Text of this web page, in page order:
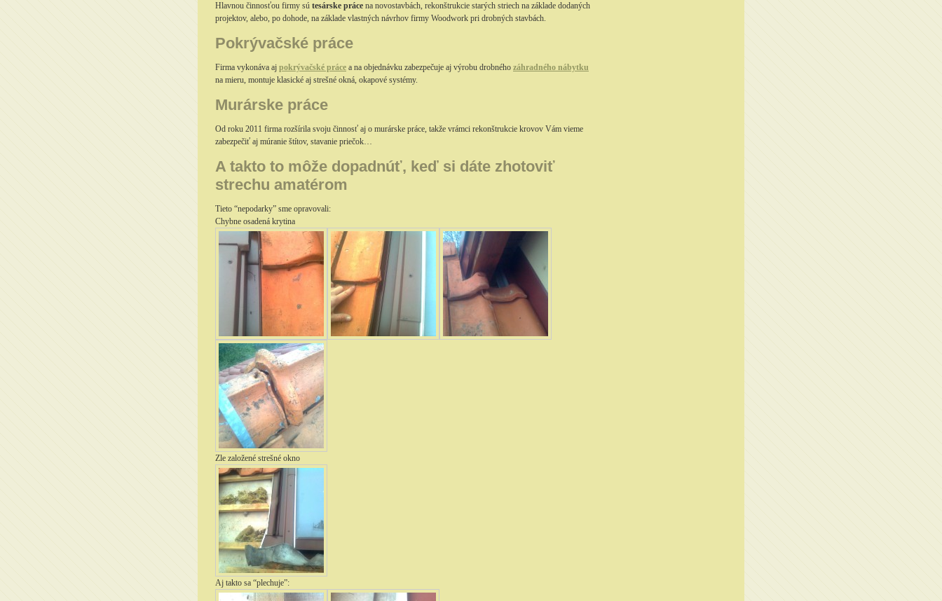
Hlavnou činnosťou firmy sú tesárske práce na novostavbách, rekonštrukcie starých striech na základe dodaných
projektov, alebo, po dohode, na základe vlastných návrhov firmy Woodwork pri drobných stavbách.
Pokrývačské práce
Firma vykonáva aj pokrývačské práce a na objednávku zabezpečuje aj výrobu drobného záhradného nábytku
na mieru, montuje klasické aj strešné okná, okapové systémy.
Murárske práce
Od roku 2011 firma rozšírila svoju činnosť aj o murárske práce, takže vrámci rekonštrukcie krovov Vám vieme
zabezpečiť aj múranie štítov, stavanie priečok…
A takto to môže dopadnúť, keď si dáte zhotoviť
strechu amatérom
Tieto “nepodarky” sme opravovali:
Chybne osadená krytina
Zle založené strešné okno
Aj takto sa “plechuje”: